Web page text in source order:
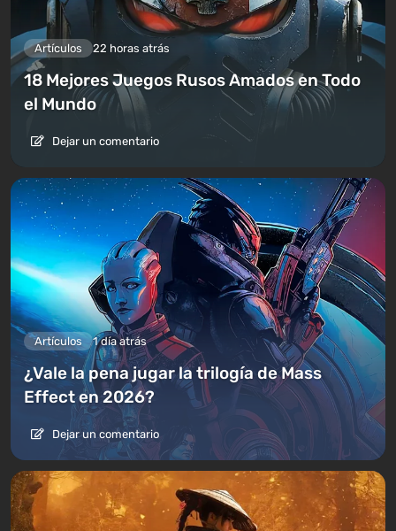
Artículos 22 horas atrás
18 Mejores Juegos Rusos Amados en Todo
el Mundo
Dejar un comentario
Artículos 1 día atrás
¿Vale la pena jugar la trilogía de Mass
Effect en 2026?
Dejar un comentario